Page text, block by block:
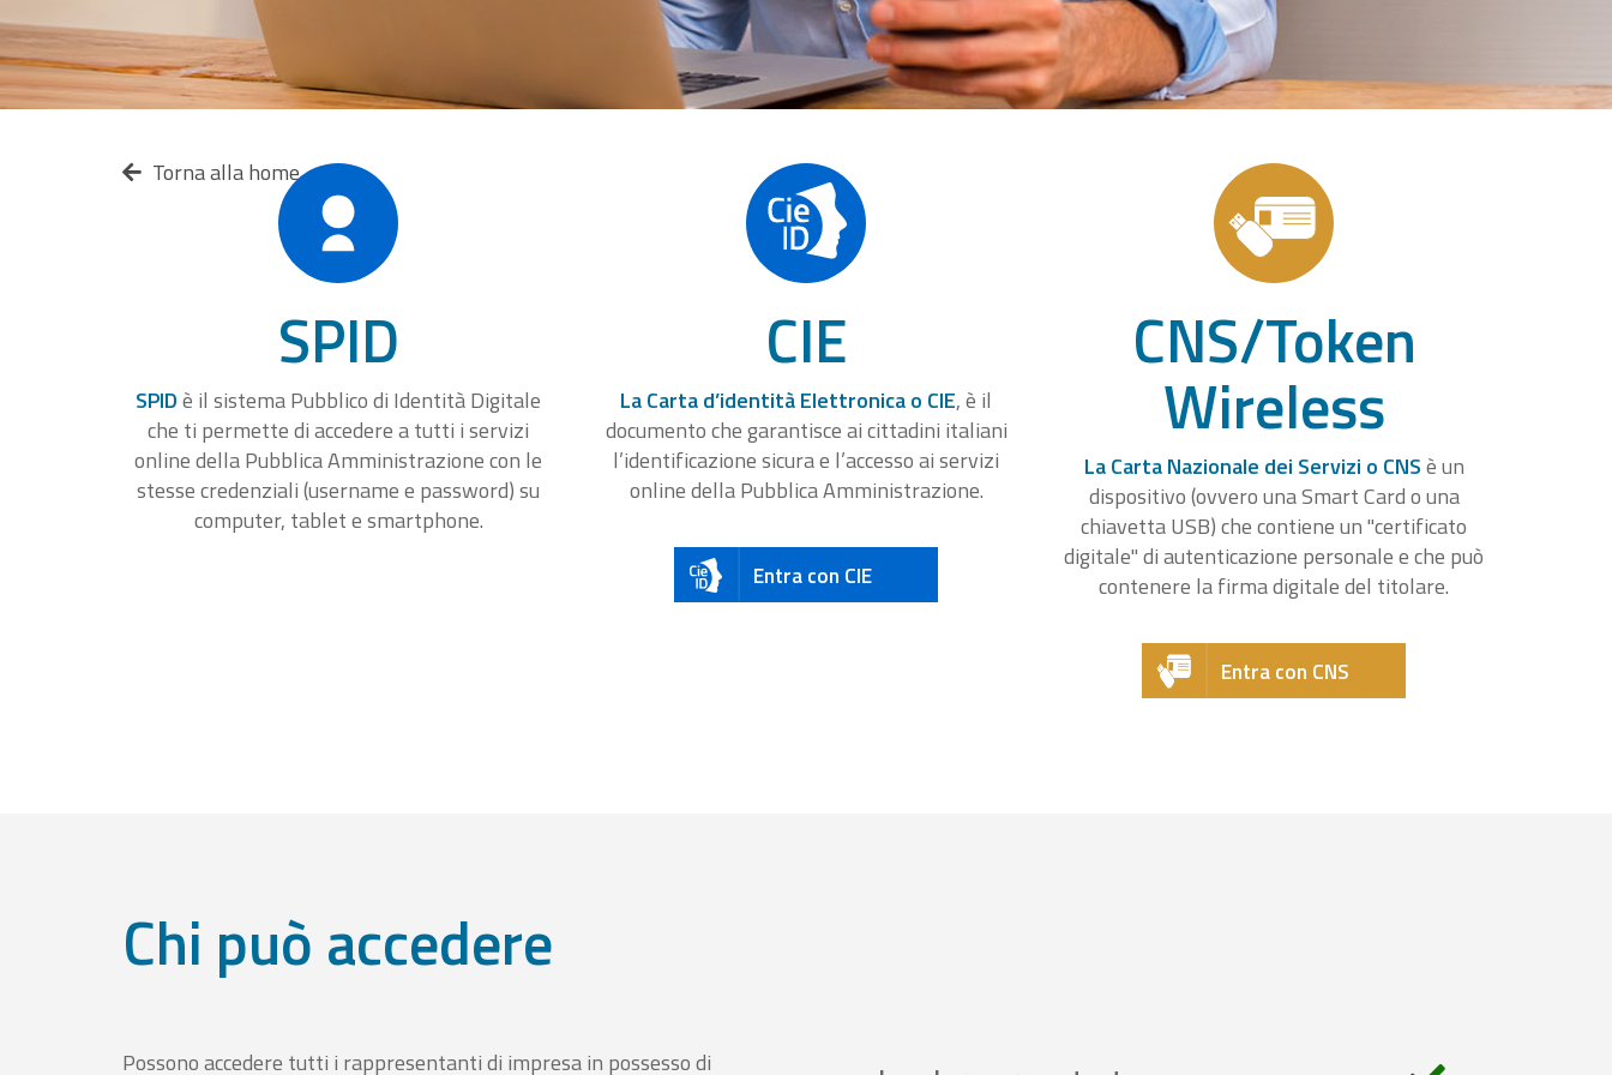
Torna alla home
SPID
SPIDè il sistema Pubblico di Identità Digitale
che ti permette di accedere a tutti i servizi
online della Pubblica Amministrazione con le
stesse credenziali (username e password) su
computer, tablet e smartphone.
CIE
La Carta d’identità Elettronica o CIE, è il
documento che garantisce ai cittadini italiani
l’identificazione sicura e l’accesso ai servizi
online della Pubblica Amministrazione.
Entra con CIE
CNS/Token
Wireless
La Carta Nazionale dei Servizi o CNSè un
dispositivo (ovvero una Smart Card o una
chiavetta USB) che contiene un "certificato
digitale" di autenticazione personale e che può
contenere la firma digitale del titolare.
Entra con CNS
Chi può accedere
Possono accedere tutti i rappresentanti di impresa in possesso di